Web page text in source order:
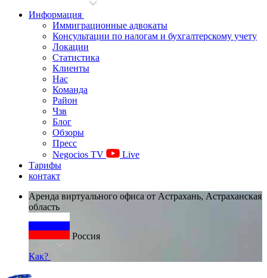
Информация
Иммиграционные адвокаты
Консультации по налогам и бухгалтерскому учету
Локации
Статистика
Клиенты
Нас
Команда
Район
Чзв
Блог
Обзоры
Пресс
Negocios TV
Live
Тарифы
контакт
Аренда виртуального офиса от Астрахань, Астраханская
область
Россия
Как?